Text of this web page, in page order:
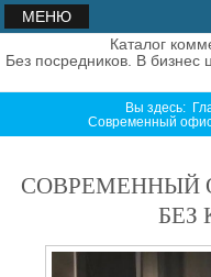
МЕНЮ
Каталог
Без посредников. В
Вы здесь:
Современный
СОВРЕМЕННЫЙ
БЕЗ